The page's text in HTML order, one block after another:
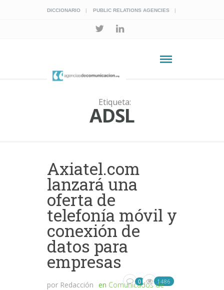
DICCIONARIO PUBLIC RELATIONS AGENCIES
Etiqueta:
ADSL
Axiatel.com
lanzará una
oferta de
telefonía móvil y
conexión de
datos para
empresas
por Redacción en Comunicados de
0 1486